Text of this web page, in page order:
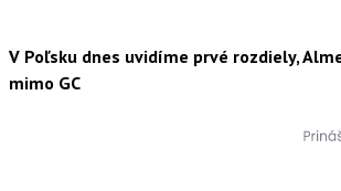
V Poľsku dnes uvidíme prvé rozdiely,
mimo GC